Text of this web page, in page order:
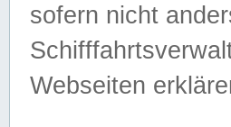
sofern nicht
Webseiten